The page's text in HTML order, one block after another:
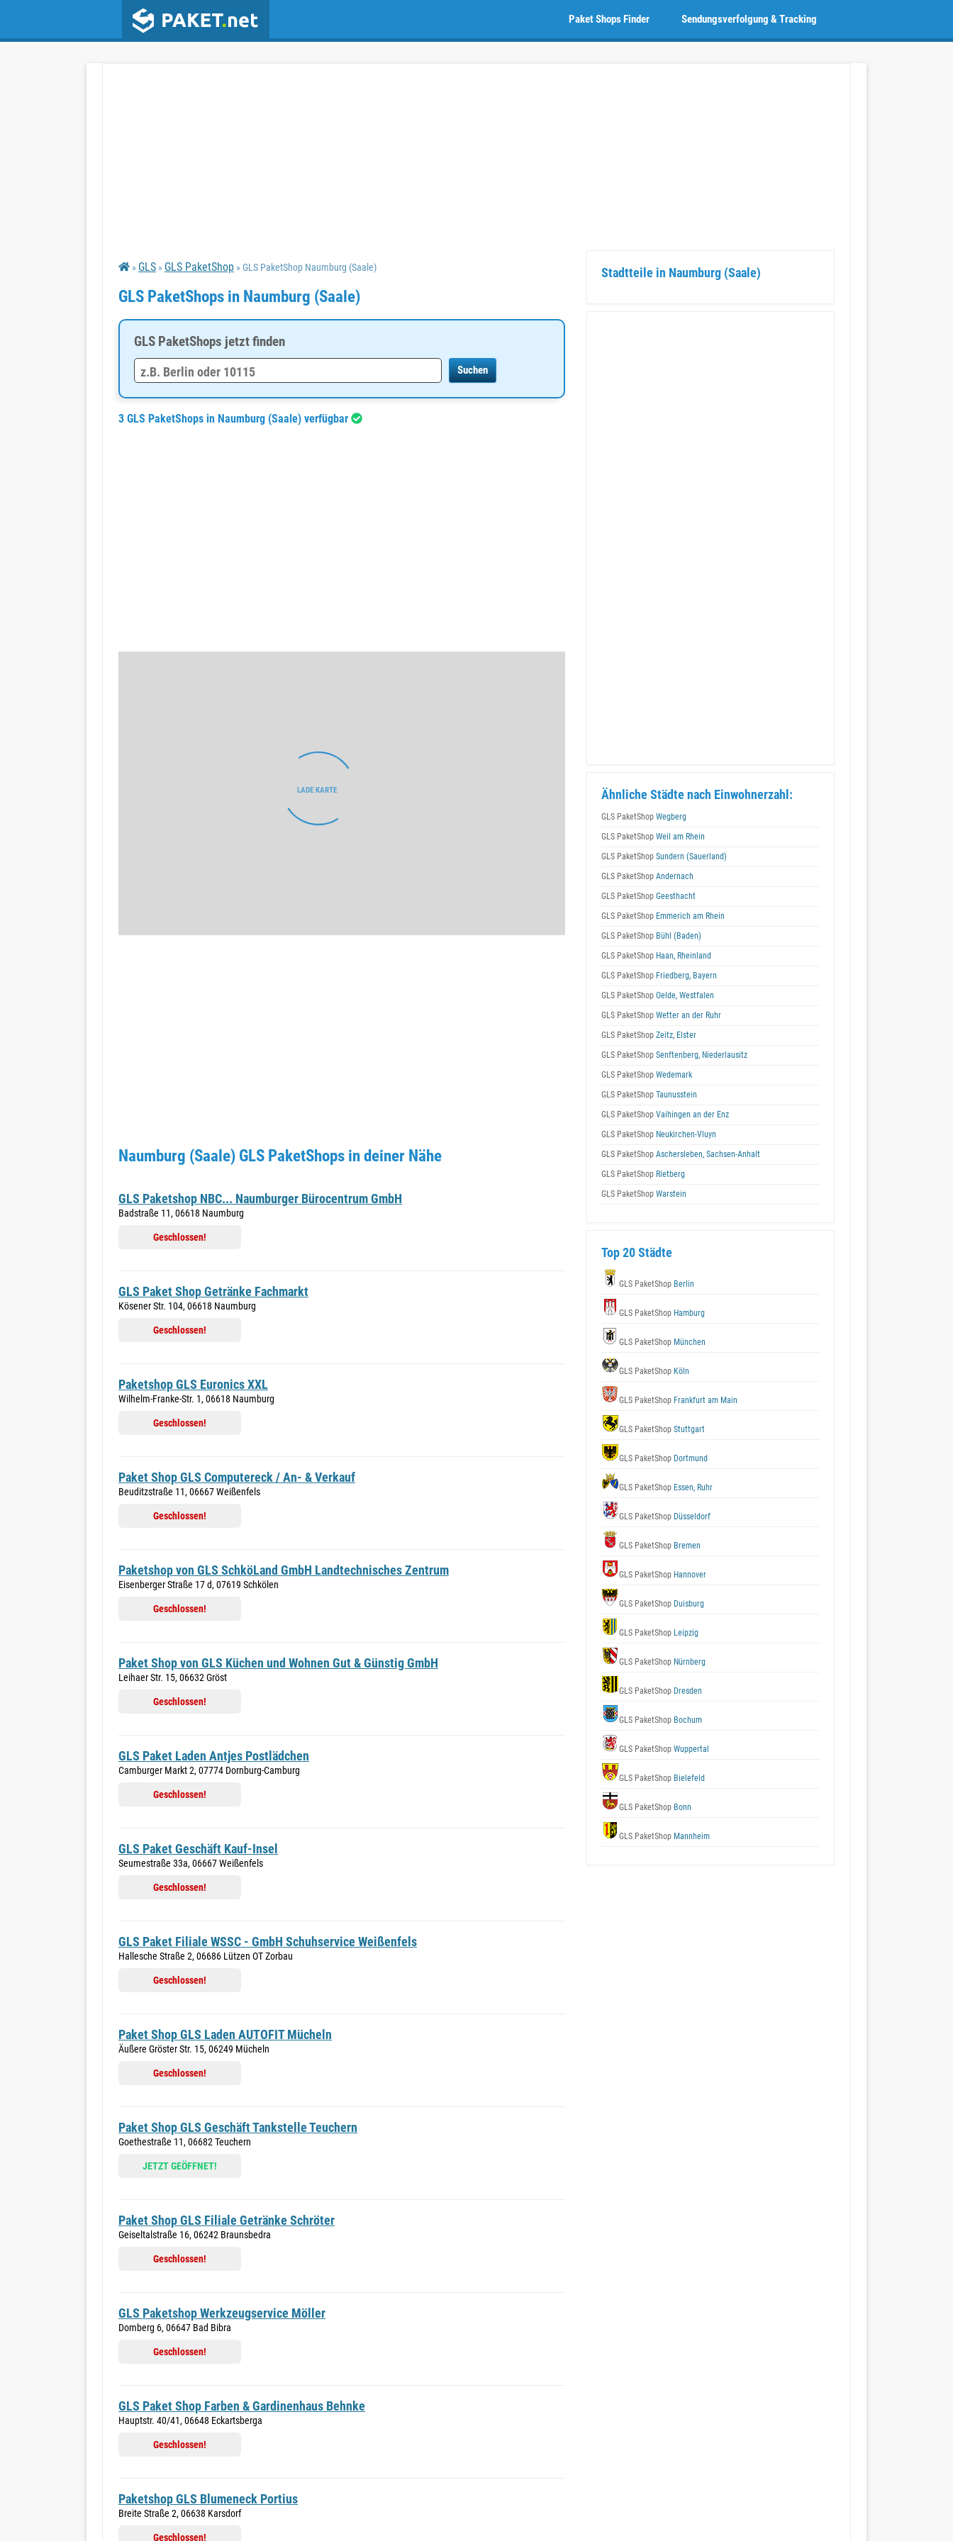
Sendungsverfolgung & Tracking
Paket Shops Finder
» GLS » GLS PaketShop » GLS PaketShop Naumburg (Saale)
GLS PaketShops in Naumburg (Saale)
GLS PaketShops jetzt finden
3 GLS PaketShops in Naumburg (Saale) verfügbar
Naumburg (Saale) GLS PaketShops in deiner Nähe
GLS Paketshop NBC... Naumburger Bürocentrum GmbH
Badstraße 11, 06618 Naumburg
Geschlossen!
GLS Paket Shop Getränke Fachmarkt
Kösener Str. 104, 06618 Naumburg
Geschlossen!
Paketshop GLS Euronics XXL
Wilhelm-Franke-Str. 1, 06618 Naumburg
Geschlossen!
Paket Shop GLS Computereck / An- & Verkauf
Beuditzstraße 11, 06667 Weißenfels
Geschlossen!
Paketshop von GLS SchköLand GmbH Landtechnisches Zentrum
Eisenberger Straße 17 d, 07619 Schkölen
Geschlossen!
Paket Shop von GLS Küchen und Wohnen Gut & Günstig GmbH
Leihaer Str. 15, 06632 Gröst
Geschlossen!
GLS Paket Laden Antjes Postlädchen
Camburger Markt 2, 07774 Dornburg-Camburg
Geschlossen!
GLS Paket Geschäft Kauf-Insel
Seumestraße 33a, 06667 Weißenfels
Geschlossen!
GLS Paket Filiale WSSC - GmbH Schuhservice Weißenfels
Hallesche Straße 2, 06686 Lützen OT Zorbau
Geschlossen!
Paket Shop GLS Laden AUTOFIT Mücheln
Äußere Gröster Str. 15, 06249 Mücheln
Geschlossen!
Paket Shop GLS Geschäft Tankstelle Teuchern
Goethestraße 11, 06682 Teuchern
JETZT GEÖFFNET!
Paket Shop GLS Filiale Getränke Schröter
Geiseltalstraße 16, 06242 Braunsbedra
Geschlossen!
GLS Paketshop Werkzeugservice Möller
Domberg 6, 06647 Bad Bibra
Geschlossen!
GLS Paket Shop Farben & Gardinenhaus Behnke
Hauptstr. 40/41, 06648 Eckartsberga
Geschlossen!
Paketshop GLS Blumeneck Portius
Breite Straße 2, 06638 Karsdorf
Geschlossen!
Stadtteile in Naumburg (Saale)
Ähnliche Städte nach Einwohnerzahl:
GLS PaketShop Wegberg
GLS PaketShop Weil am Rhein
GLS PaketShop Sundern (Sauerland)
GLS PaketShop Andernach
GLS PaketShop Geesthacht
GLS PaketShop Emmerich am Rhein
GLS PaketShop Bühl (Baden)
GLS PaketShop Haan, Rheinland
GLS PaketShop Friedberg, Bayern
GLS PaketShop Oelde, Westfalen
GLS PaketShop Wetter an der Ruhr
GLS PaketShop Zeitz, Elster
GLS PaketShop Senftenberg, Niederlausitz
GLS PaketShop Wedemark
GLS PaketShop Taunusstein
GLS PaketShop Vaihingen an der Enz
GLS PaketShop Neukirchen-Vluyn
GLS PaketShop Aschersleben, Sachsen-Anhalt
GLS PaketShop Rietberg
GLS PaketShop Warstein
Top 20 Städte
GLS PaketShop Berlin
GLS PaketShop Hamburg
GLS PaketShop München
GLS PaketShop Köln
GLS PaketShop Frankfurt am Main
GLS PaketShop Stuttgart
GLS PaketShop Dortmund
GLS PaketShop Essen, Ruhr
GLS PaketShop Düsseldorf
GLS PaketShop Bremen
GLS PaketShop Hannover
GLS PaketShop Duisburg
GLS PaketShop Leipzig
GLS PaketShop Nürnberg
GLS PaketShop Dresden
GLS PaketShop Bochum
GLS PaketShop Wuppertal
GLS PaketShop Bielefeld
GLS PaketShop Bonn
GLS PaketShop Mannheim